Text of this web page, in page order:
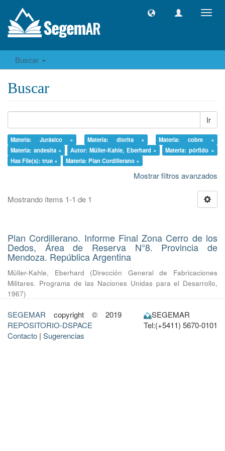
Buscar
Buscar
Ir
Materia: Jurásico × Materia: diorita ×
Materia: cobre ×
Materia: andesita ×
Autor: Müller-Kahle, Eberhard ×
Materia: pórfido ×
Has File(s): true ×
Materia: Plan Cordillerano ×
Mostrar filtros avanzados
Mostrando ítems 1-1 de 1
Plan Cordillerano. Informe Final Zona Cerro de los
Dedos, Área de Reserva N°8. Provincia de
Mendoza. República Argentina
Müller-Kahle, Eberhard (Dirección General de Fabricaciones
Militares. Programa de las Naciones Unidas para el Desarrollo,
1967)
SEGEMAR copyright © 2019
REPOSITORIO-DSPACE
Contacto | Sugerencias
SEGEMAR
Tel:(+5411) 5670-0101